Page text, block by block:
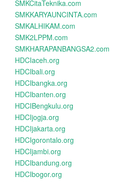
SMKCitaTeknika.com
SMKKARYAUNCINTA.com
SMKALHIKAM.com
SMK2LPPM.com
SMKHARAPANBANGSA2.com
HDCIaceh.org
HDCIbali.org
HDCIbangka.org
HDCIbanten.org
HDCIBengkulu.org
HDCIjogja.org
HDCIjakarta.org
HDCIgorontalo.org
HDCIjambi.org
HDCIbandung.org
HDCIbogor.org